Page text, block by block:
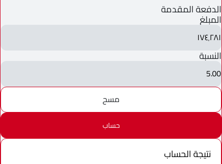
الدفعة المقدمة
المبلغ
١٧٤٬٢٨١
النسبة
5.00
مسح
حساب
نتيجة الحساب